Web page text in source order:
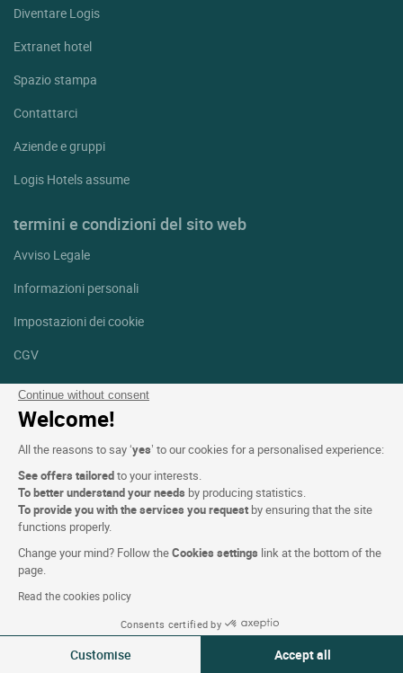
Continue without consent
Welcome!
All the reasons to say ‘yes’ to our cookies for a personalised experience:
See offers tailoredto your interests.
To better understand your needs by producing statistics.
To provide you with the services you request by ensuring that the site
functions properly.
Change your mind? Follow theCookies settings link at the bottom of the
page.
Read the cookies policy
Consents certified by
Customise Accept all
Diventare Logis
Extranet hotel
Spazio stampa
Contattarci
Aziende e gruppi
Logis Hotels assume
termini e condizioni del sito web
Avviso Legale
Informazioni personali
Impostazioni dei cookie
CGV
Aiuto
Mappa del sito
Crediti fotografici
Seguici
Facebook
Instagram
Linkedin